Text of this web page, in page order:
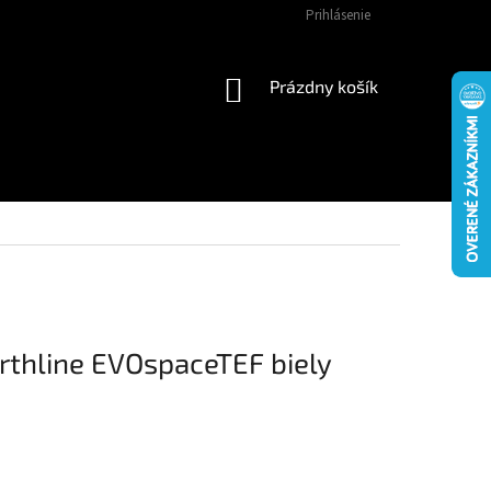
Prihlásenie
NÁKUPNÝ
Prázdny košík
EVOspaceTEF biely